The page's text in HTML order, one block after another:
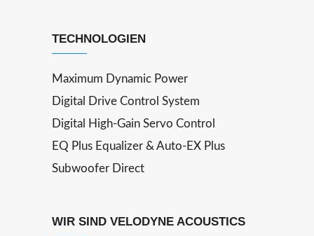
TECHNOLOGIEN
Maximum Dynamic Power
Digital Drive Control System
Digital High-Gain Servo Control
EQ Plus Equalizer & Auto-EX Plus
Subwoofer Direct
WIR SIND VELODYNE ACOUSTICS